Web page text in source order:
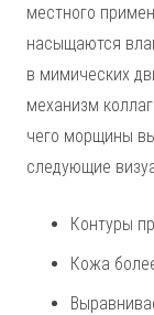
местного
насыщаются
в мимических
механизм
чего морщины
следующие
Контуры
Кожа